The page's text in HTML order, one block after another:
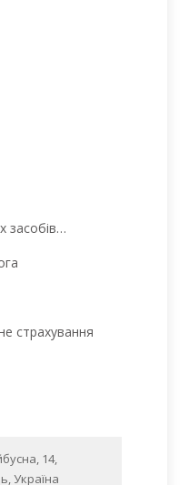
засобів…
страхування
14,
Україна